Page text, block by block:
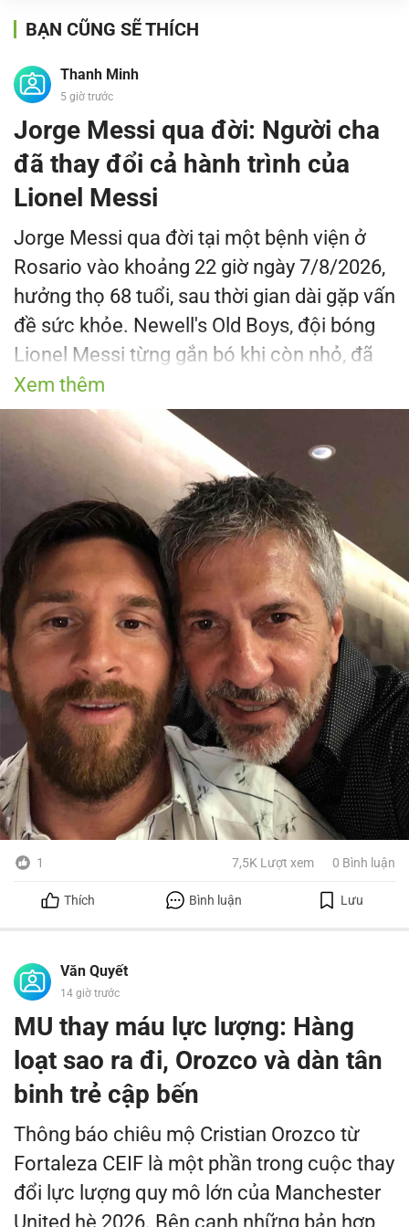
BẠN CŨNG SẼ THÍCH
Thanh Minh
5 giờ trước
Jorge Messi qua đời: Người cha
đã thay đổi cả hành trình của
Lionel Messi
Jorge Messi qua đời tại một bệnh viện ở
Rosario vào khoảng 22 giờ ngày 7/8/2026,
hưởng thọ 68 tuổi, sau thời gian dài gặp vấn
đề sức khỏe. Newell's Old Boys, đội bóng
Lionel Messi từng gắn bó khi còn nhỏ, đã
xác nhận thông tin. Sự ra đi của Jorge khép
lại hành trình của người cha đã đồng hành
cùng Messi từ ngày rời Argentina ở tuổi 13
cho đến khi trở thành một trong những cầu
thủ thành công nhất lịch sử.
Bước ngoặt ngày 17/9/2000
Trước khi trở thành người đại diện, Jorge
làm giám sát tại một nhà máy thép ở
Rosario. Ngày 17/9/2000, ông cùng Lionel
Messi, khi ấy mới 13 tuổi, đặt chân tới
Barcelona để thử việc. Messi sau đó gia
nhập hệ thống đào tạo trẻ của đội bóng xứ
Catalunya và bắt đầu hành trình kéo dài
hơn 2 thập kỷ tại Tây Ban Nha.
Jorge dần rời công việc cũ để phụ trách sự
nghiệp của con trai. Từ hợp đồng, quyền
hình ảnh đến các quyết định về tương lai,
Messi. Quãng thời gian ấy chứng kiến
Barcelona, ghi 672 bàn, có 305 kiến tạo và
giành 35 danh hiệu cùng CLB.
90 phút căng thẳng với Barcelona
Một trong những lần Jorge xuất hiện nhiều
nhất trước truyền thông diễn ra ngày
2/9/2020. Sau khi Messi thông báo ý định
Xem thêm
1 7,5K Lượt xem 0 Bình luận
Thích Bình luận Lưu
Văn Quyết
14 giờ trước
MU thay máu lực lượng: Hàng
loạt sao ra đi, Orozco và dàn tân
binh trẻ cập bến
Thông báo chiêu mộ Cristian Orozco từ
Fortaleza CEIF là một phần trong cuộc thay
đổi lực lượng quy mô lớn của Manchester
United hè 2026. Bên cạnh những bản hợp